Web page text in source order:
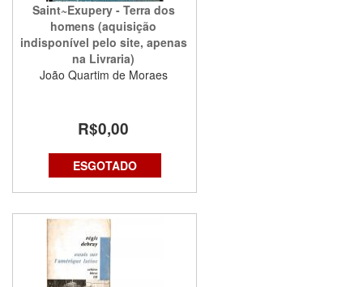
Saint~Exupery - Terra dos
homens (aquisição
indisponível pelo site, apenas
na Livraria)
João Quartim de Moraes
R$0,00
ESGOTADO